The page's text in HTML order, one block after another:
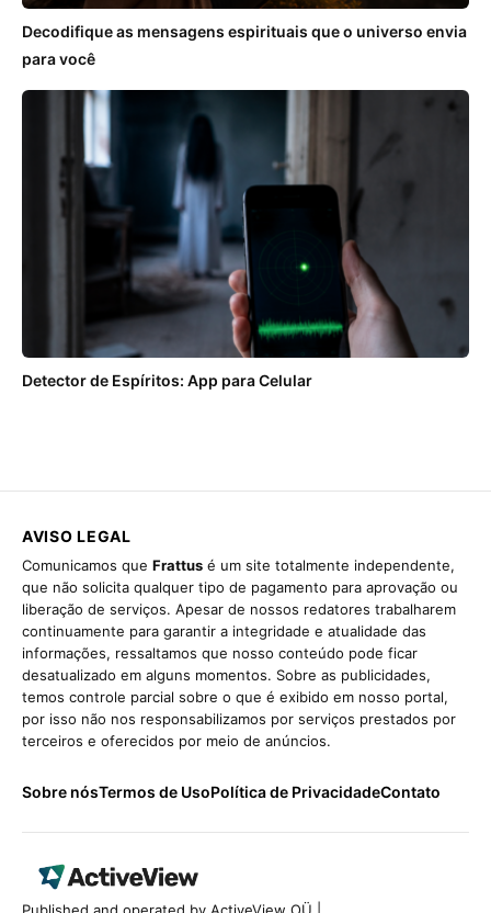
Decodifique as mensagens espirituais que o universo envia
para você
Detector de Espíritos: App para Celular
AVISO LEGAL
Comunicamos que Frattus é um site totalmente independente,
que não solicita qualquer tipo de pagamento para aprovação ou
liberação de serviços. Apesar de nossos redatores trabalharem
continuamente para garantir a integridade e atualidade das
informações, ressaltamos que nosso conteúdo pode ficar
desatualizado em alguns momentos. Sobre as publicidades,
temos controle parcial sobre o que é exibido em nosso portal,
por isso não nos responsabilizamos por serviços prestados por
terceiros e oferecidos por meio de anúncios.
Sobre nósTermos de UsoPolítica de PrivacidadeContato